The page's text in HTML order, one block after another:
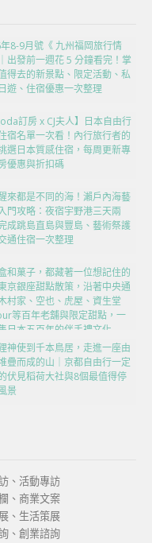
8-9月號《 九州福岡旅行情
出發前一週花 5 分鐘看完！掌
得去的新景點、限定活動、私
遊、住宿優惠一次整理
訂房 x CJ夫人】日本自由行
宿名單一次看！內行旅行者的
選日本質感住宿，每周更新專
優惠與折扣碼
來都是不同的海！瀨戶內海藝
門攻略：夜宿宇野港三天兩
成跳島直島與豐島、藝術祭護
通住宿一次整理
和菓子，都藏著一位想記住的
京銀座甜點散策，沿著中央通
村家、空也、虎屋、資生堂
等百年老舖與限定甜點，一
日本五百年的伴手禮文化
神使到千本鳥居，走進一座由
疊而成的山｜京都自由行一定
伏見稻荷大社與8個最值得停
景
、活動專訪
、商業文案
、生活策展
、創業諮詢